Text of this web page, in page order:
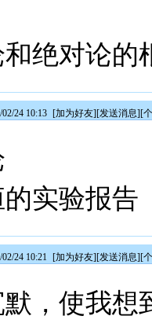
绝对论的
24 10:13 [加为好友][发送消息][
实验报告
24 10:21 [加为好友][发送消息][
，使我想